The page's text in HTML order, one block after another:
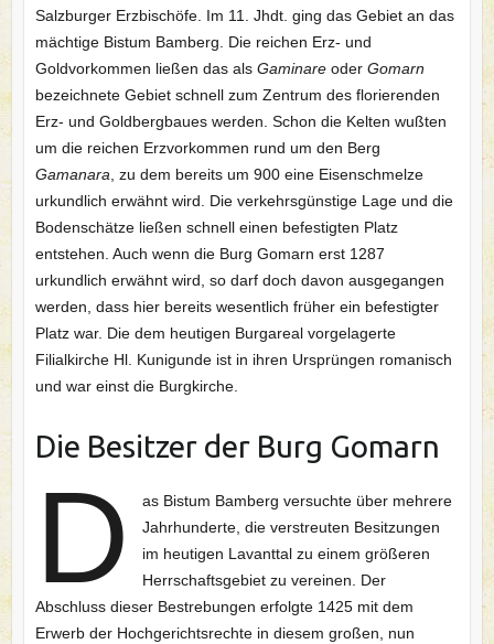
Salzburger Erzbischöfe. Im 11. Jhdt. ging das Gebiet an das
mächtige Bistum Bamberg. Die reichen Erz- und
Goldvorkommen ließen das als Gaminareoder Gomarn
bezeichnete Gebiet schnell zum Zentrum des florierenden
Erz- und Goldbergbaues werden. Schon die Kelten wußten
um die reichen Erzvorkommen rund um den Berg
Gamanara , zu dem bereits um 900 eine Eisenschmelze
urkundlich erwähnt wird. Die verkehrsgünstige Lage und die
Bodenschätze ließen schnell einen befestigten Platz
entstehen. Auch wenn die Burg Gomarn erst 1287
urkundlich erwähnt wird, so darf doch davon ausgegangen
werden, dass hier bereits wesentlich früher ein befestigter
Platz war. Die dem heutigen Burgareal vorgelagerte
Filialkirche Hl. Kunigunde ist in ihren Ursprüngen romanisch
und war einst die Burgkirche.
Die Besitzer der Burg Gomarn
D
as Bistum Bamberg versuchte über mehrere
Jahrhunderte, die verstreuten Besitzungen
im heutigen Lavanttal zu einem größeren
Herrschaftsgebiet zu vereinen. Der
Abschluss dieser Bestrebungen erfolgte 1425 mit dem
Erwerb der Hochgerichtsrechte in diesem großen, nun